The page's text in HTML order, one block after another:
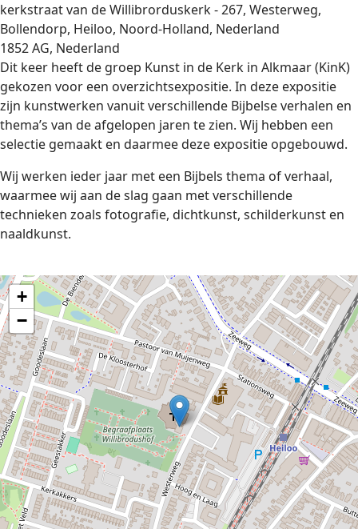
kerkstraat van de Willibrorduskerk - 267, Westerweg,
Bollendorp, Heiloo, Noord-Holland, Nederland
1852 AG, Nederland
Dit keer heeft de groep Kunst in de Kerk in Alkmaar (KinK)
gekozen voor een overzichtsexpositie. In deze expositie
zijn kunstwerken vanuit verschillende Bijbelse verhalen en
thema’s van de afgelopen jaren te zien. Wij hebben een
selectie gemaakt en daarmee deze expositie opgebouwd.
Wij werken ieder jaar met een Bijbels thema of verhaal,
waarmee wij aan de slag gaan met verschillende
technieken zoals fotografie, dichtkunst, schilderkunst en
naaldkunst.
+
−